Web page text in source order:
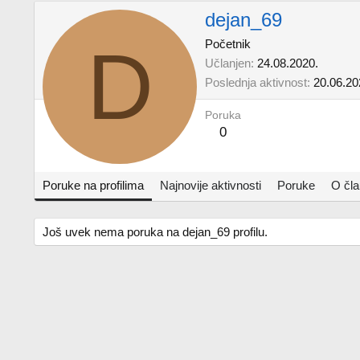
D
dejan_69
Početnik
Učlanjen 24.08.2020.
Poslednja aktivnost
Poruka
0
Poruke na profilima Najnovije aktivnosti Poruke O
Još uvek nema poruka na dejan_69 profilu.